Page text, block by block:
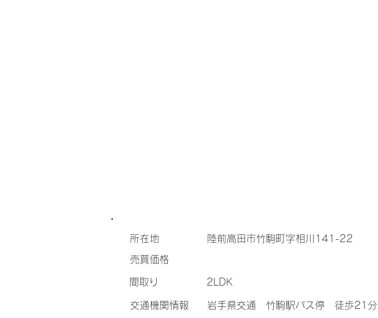
所在地 陸前高田市竹駒町字相川141-22
​売買価格
間取り 2LDK
交通機関情報 岩手県交通 竹駒駅バス停 徒歩21分